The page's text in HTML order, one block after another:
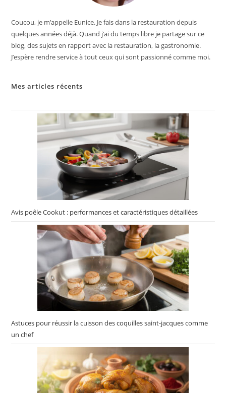
Coucou, je m’appelle Eunice. Je fais dans la restauration depuis
quelques années déjà. Quand j’ai du temps libre je partage sur ce
blog, des sujets en rapport avec la restauration, la gastronomie.
J’espère rendre service à tout ceux qui sont passionné comme moi.
Mes articles récents
Avis poêle Cookut : performances et caractéristiques détaillées
Astuces pour réussir la cuisson des coquilles saint-jacques comme
un chef